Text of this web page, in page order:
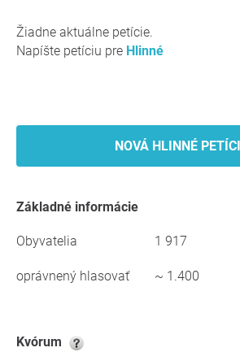
Žiadne aktuálne petície.
Napíšte petíciu pre Hlinné
NOVÁ HLINNÉ
Základné informácie
Obyvatelia 1 917
oprávnený hlasovať ~ 1.400
kvórum